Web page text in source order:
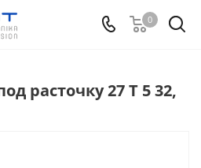
0
расточку 27 T 5 32,